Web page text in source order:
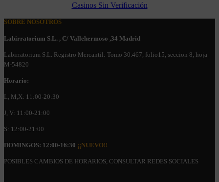
Casinos Sin Verificación
SOBRE NOSOTROS
Labirratorium S.L. , C/ Vallehermoso ,34 Madrid
Labirratorium S.L. Registro Mercantil: Tomo 30.467, folio15, seccion 8, hoja
M-54820
Horario:
L, M,X: 11:00-20:30
J, V: 11:00-21:00
S: 12:00-21:00
DOMINGOS: 12:00-16:30 ¡¡NUEVO!!
POSIBLES CAMBIOS DE HORARIOS, CONSULTAR REDES SOCIALES